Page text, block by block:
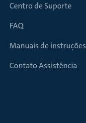
Centro de Suporte
FAQ
Manuais de instruções
Contato Assistência